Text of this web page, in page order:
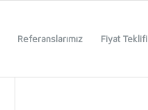
Referanslarımız Fiyat Teklifi